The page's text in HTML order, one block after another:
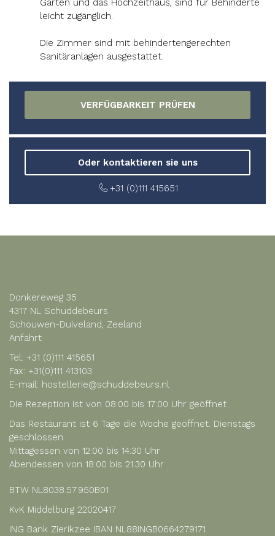
leicht zugänglich.
Die Zimmer sind mit behindertengerechten
Sanitäranlagen ausgestattet.
Oder kontaktieren sie uns
+31 (0)111 415651
Donkereweg 35
4317 NL Schuddebeurs
Schouwen-Duiveland, Zeeland
Anfahrt
Tel: +31 (0)111 415651
Fax: +31(0)111 413103
E-mail: hostellerie@schuddebeurs.nl
Die Rezeption ist von 08:00 bis 17:00 Uhr geöffnet
Das Restaurant ist 6 Tage die Woche geöffnet. Dienstags
geschlossen.
Mittagessen von 12:00 bis 14:30 Uhr
Abendessen von 18:00 bis 21:30 Uhr
BTW NL8038.57.950B01
KvK Middelburg 22020417
ING Bank Zierikzee IBAN NL88INGB0664279171